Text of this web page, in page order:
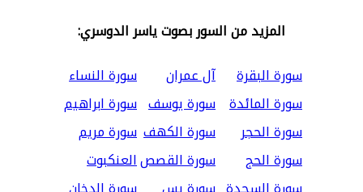
المزيد من السور بصوت ياسر الدوسري:
سورة البقرة
آل عمران
سورة النساء
سورة المائدة سورة يوسف سورة ابراهيم
سورة الحجر
سورة الكهف سورة مريم
سورة الحج
سورة القصصالعنكبوت